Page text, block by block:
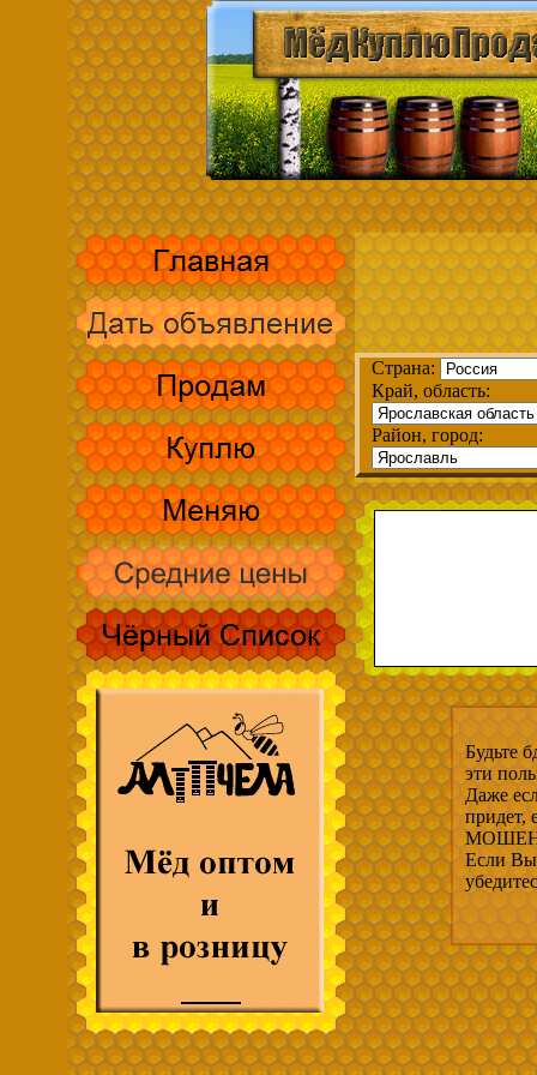
Страна:
Край, область:
Район, город:
Будьте
эти
Даже
придет,
Если Вы